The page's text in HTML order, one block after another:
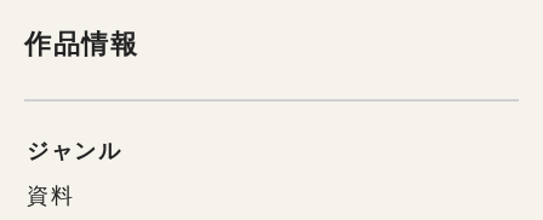
作品情報
ジャンル
資料